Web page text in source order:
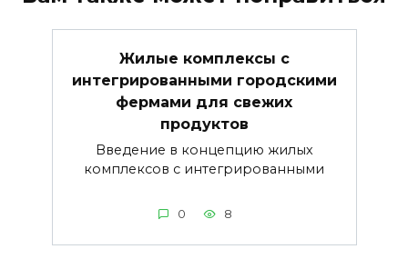
Жилые комплексы с
интегрированными городскими
фермами для свежих
продуктов
Введение в концепцию жилых
комплексов с интегрированными
0 8